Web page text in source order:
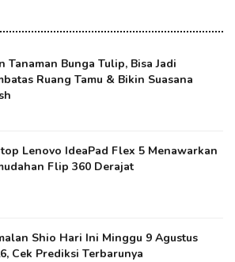
Tanaman Bunga Tulip, Bisa Jadi
Ruang Tamu & Bikin Suasana
Lenovo IdeaPad Flex 5 Menawarkan
Flip 360 Derajat
Shio Hari Ini Minggu 9 Agustus
Cek Prediksi Terbarunya